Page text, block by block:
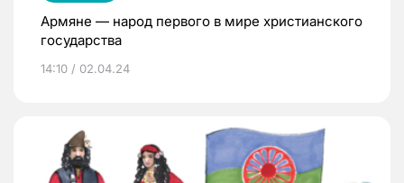
Армяне — народ первого в мире христианского
государства
14:10 / 02.04.24